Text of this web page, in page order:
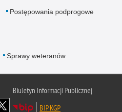
Postępowania podprogowe
Sprawy weteranów
Biuletyn Informacji Publicznej
BIP KGP